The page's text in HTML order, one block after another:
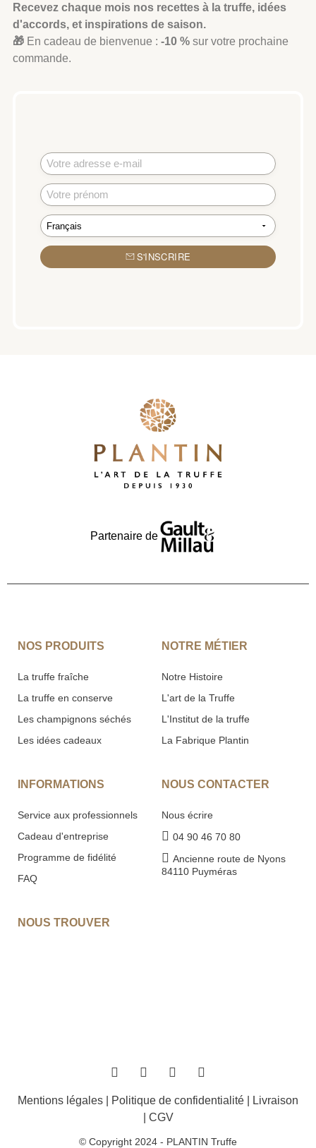
Recevez chaque mois nos recettes à la truffe, idées
d'accords, et inspirations de saison.
🎁 En cadeau de bienvenue : -10 % sur votre prochaine
commande.
S'INSCRIRE
Partenaire de
NOS PRODUITS
La truffe fraîche
La truffe en conserve
Les champignons séchés
Les idées cadeaux
NOTRE MÉTIER
Notre Histoire
L'art de la Truffe
L'Institut de la truffe
La Fabrique Plantin
INFORMATIONS
Service aux professionnels
Cadeau d'entreprise
Programme de fidélité
FAQ
NOUS CONTACTER
Nous écrire
04 90 46 70 80
Ancienne route de Nyons
84110 Puyméras
NOUS TROUVER
© Copyright 2024 - PLANTIN Truffe
Mentions légales Politique de confidentialité
Livraison
CGV